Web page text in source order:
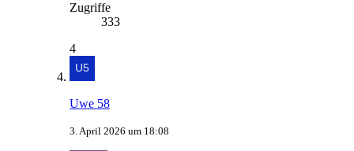
Zugriffe
333
4
Uwe 58
3. April 2026 um 18:08